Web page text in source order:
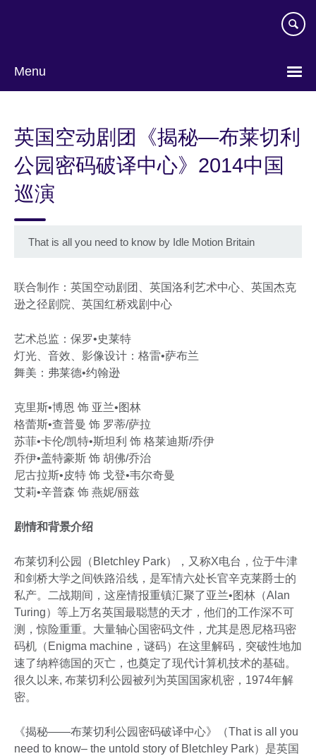
Menu
language
英国空动剧团《揭秘—布莱切利
公园密码破译中心》2014中国
巡演
That is all you need to know by Idle Motion Britain
联合制作：英国空动剧团、英国洛利艺术中心、英国杰克
逊之径剧院、英国红桥戏剧中心
艺术总监：保罗•史莱特
灯光、音效、影像设计：格雷•萨布兰
舞美：弗莱德•约翰逊
克里斯•博恩 饰 亚兰•图林
格蕾斯•查普曼 饰 罗蒂/萨拉
苏菲•卡伦/凯特•斯坦利 饰 格莱迪斯/乔伊
乔伊•盖特豪斯 饰 胡佛/乔治
尼古拉斯•皮特 饰 戈登•韦尔奇曼
艾莉•辛普森 饰 燕妮/丽兹
剧情和背景介绍
布莱切利公园（Bletchley Park），又称X电台，位于牛津
和剑桥大学之间铁路沿线，是军情六处长官辛克莱爵士的
私产。二战期间，这座情报重镇汇聚了亚兰•图林（Alan
Turing）等上万名英国最聪慧的天才，他们的工作深不可
测，惊险重重。大量轴心国密码文件，尤其是恩尼格玛密
码机（Enigma machine，谜码）在这里解码，突破性地加
速了纳粹德国的灭亡，也奠定了现代计算机技术的基础。
很久以来, 布莱切利公园被列为英国国家机密，1974年解
密。
《揭秘——布莱切利公园密码破译中心》（That is all you
need to know– the untold story of Bletchley Park）是英国